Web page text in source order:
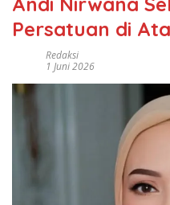
Persatuan di
Redaksi
1 Juni 2026